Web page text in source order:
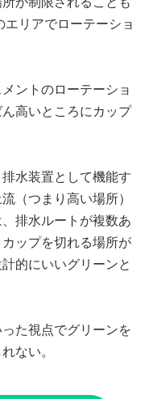
リアでローテーショ
ントのローテーショ
高いところにカップ
水装置として機能す
（つまり高い場所）
排水ルートが複数あ
ップを切れる場所が
的にいいグリーンと
た視点でグリーンを
ない。